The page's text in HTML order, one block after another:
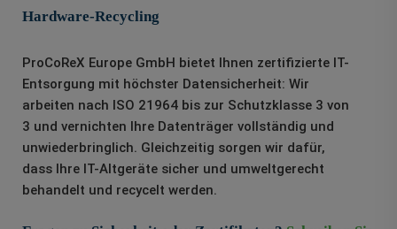
Hardware-Recycling
ProCoReX Europe GmbH bietet Ihnen zertifizierte IT-
Entsorgung mit höchster Datensicherheit: Wir
arbeiten nach ISO 21964 bis zur Schutzklasse 3 von
3 und vernichten Ihre Datenträger vollständig und
unwiederbringlich. Gleichzeitig sorgen wir dafür,
dass Ihre IT-Altgeräte sicher und umweltgerecht
behandelt und recycelt werden.